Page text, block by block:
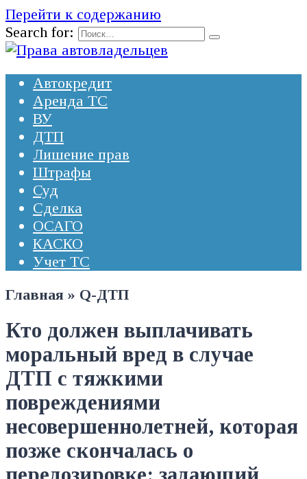
Перейти к содержанию
Search for:
Автокредит
Аренда ТС
ВУ
ДТП
Лишение прав
Штрафы
Суд
Сделка
ОСАГО
КАСКО
Учет ТС
Главная » Q-ДТП
Кто должен выплачивать
моральный вред в случае
ДТП с тяжкими
повреждениями
несовершеннолетней, которая
позже скончалась о